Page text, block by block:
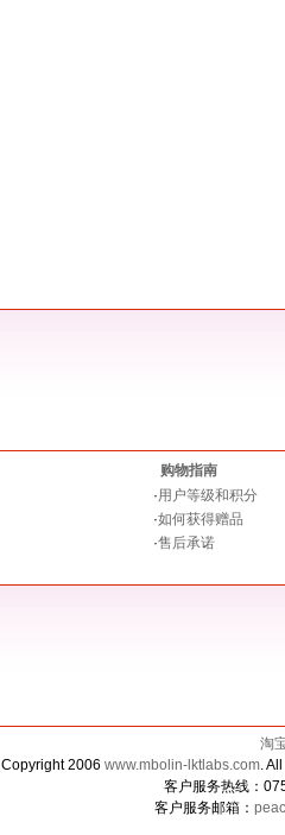
购物指南
·用户等级和积分
·如何获得赠品
·售后承诺
淘
Copyright 2006 www.mbolin-lktlabs.com.
客户服务热线：
客户服务邮箱：